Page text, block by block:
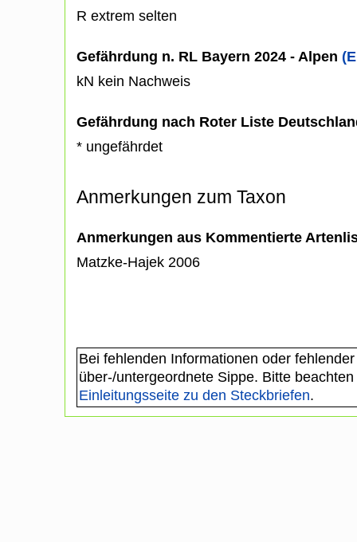
R extrem selten
Gefährdung n. RL Bayern 2024 - Alpen
kN kein Nachweis
Gefährdung nach Roter Liste
* ungefährdet
Anmerkungen zum Taxon
Anmerkungen aus Kommentierte
Matzke-Hajek 2006
Bei fehlenden Informationen oder
über-/untergeordnete Sippe. Bitte
Einleitungsseite zu den Steckbriefen.